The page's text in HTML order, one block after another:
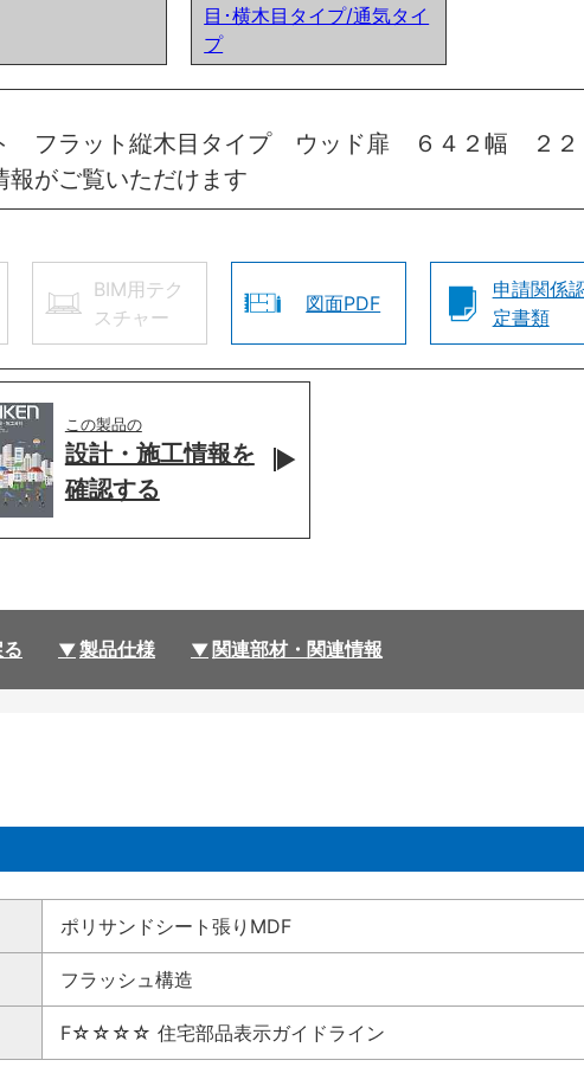
目･横木目タイプ/通気タイ
プ
フラット縦木目タイプ ウッド扉 ６４２幅 ２２
がご覧いただけます
BIM用テク
スチャー
図面PDF
申請関係
定書類
この製品の
設計・施工情報を
確認する
製品仕様 関連部材・関連情報
ポリサンドシート張りMDF
フラッシュ構造
F☆☆☆☆ 住宅部品表示ガイドライン